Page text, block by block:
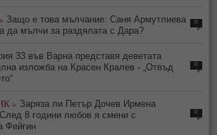
Защо е това мълчание: Саня Армутлиева
да мълчи за раздялата с Дара?
0
33 във Варна представя деветата
изложба на Красен Кралев - „Отвъд
0
» Заряза ли Петър Дочев Ирмена
8 години любов я смени с
Фейгин
0